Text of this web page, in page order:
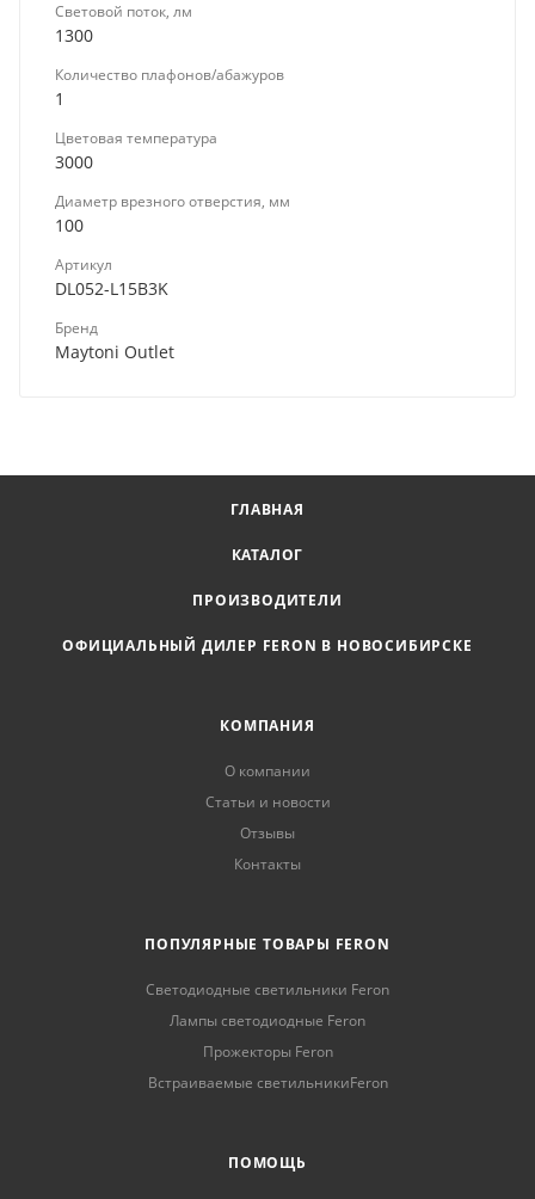
Световой поток, лм
1300
Количество плафонов/абажуров
1
Цветовая температура
3000
Диаметр врезного отверстия, мм
100
Артикул
DL052-L15B3K
Бренд
Maytoni Outlet
ГЛАВНАЯ
КАТАЛОГ
ПРОИЗВОДИТЕЛИ
ОФИЦИАЛЬНЫЙ ДИЛЕР FERON В НОВОСИБИРСКЕ
КОМПАНИЯ
О компании
Статьи и новости
Отзывы
Контакты
ПОПУЛЯРНЫЕ ТОВАРЫ FERON
Светодиодные светильники Feron
Лампы светодиодные Feron
Прожекторы Feron
Встраиваемые светильникиFeron
ПОМОЩЬ